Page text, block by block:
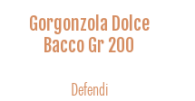
Gorgonzola Dolce
Bacco Gr 200
Defendi